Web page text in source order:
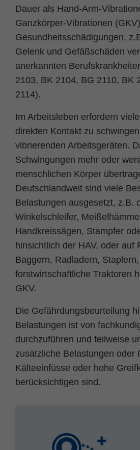
Dauer als Hand-Arm-
Ganzkörper-Vibrationen
Gesundheitsschädigungen,
Gelenk und Gefäßschäden
anerkannten
2103, BK 2104, BG 2110, BK
2114).
Im Arbeitsleben erfordern
direkten Kontakt zu
vibrierenden Arbeitsgeräten.
Schwingungen mehr oder
menschlichen Körper
Deutschlandweit sind viele
Belastungen ausgesetzt, z.B.
Winkelschleifer,
Handkreissägen, Stampfer
hinsichtlich der HAV, oder auf
Baggern, Radladern,
forstwirtschaftliche Traktoren
GKV.
Die Gefährdungsbeurteilung
Belastungen ist von
durchzuführen und teilweise
zusätzliche Belastungen oder
Kälteeinfüsse oder hohe
berücksichtigen sind.